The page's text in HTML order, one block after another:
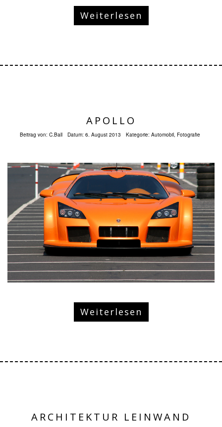
Weiterlesen
APOLLO
Beitrag von: C.Ball Datum: 6. August 2013 Kategorie: Automobil, Fotografie
Weiterlesen
ARCHITEKTUR LEINWAND